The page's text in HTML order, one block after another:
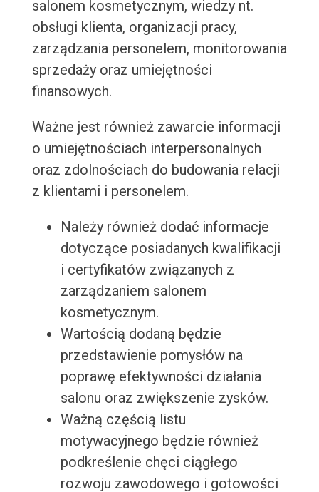
salonem kosmetycznym, wiedzy nt.
obsługi klienta, organizacji pracy,
zarządzania personelem, monitorowania
sprzedaży oraz umiejętności
finansowych.
Ważne jest również zawarcie informacji
o umiejętnościach interpersonalnych
oraz zdolnościach do budowania relacji
z klientami i personelem.
Należy również dodać informacje
dotyczące posiadanych kwalifikacji
i certyfikatów związanych z
zarządzaniem salonem
kosmetycznym.
Wartością dodaną będzie
przedstawienie pomysłów na
poprawę efektywności działania
salonu oraz zwiększenie zysków.
Ważną częścią listu
motywacyjnego będzie również
podkreślenie chęci ciągłego
rozwoju zawodowego i gotowości